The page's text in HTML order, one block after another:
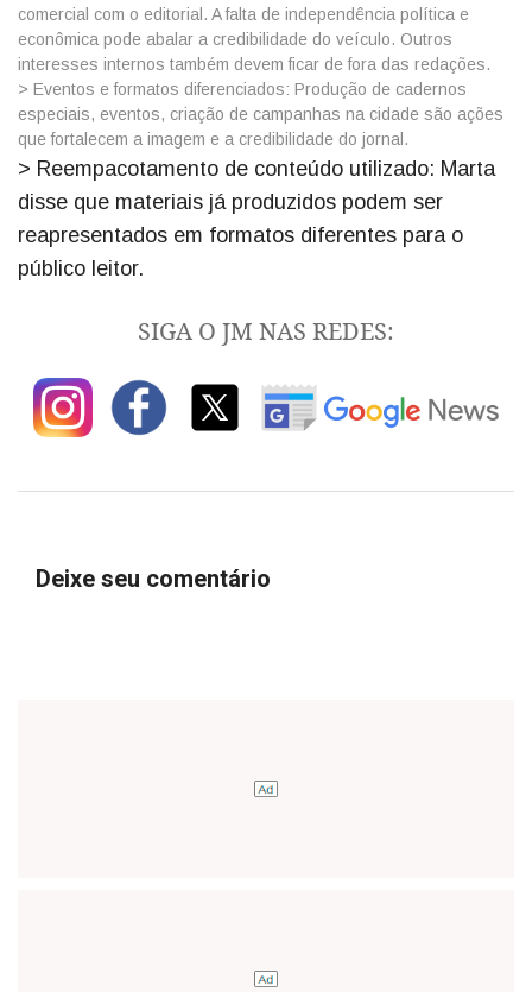
comercial com o editorial. A falta de independência política e
econômica pode abalar a credibilidade do veículo. Outros
interesses internos também devem ficar de fora das redações.
> Eventos e formatos diferenciados: Produção de cadernos
especiais, eventos, criação de campanhas na cidade são ações
que fortalecem a imagem e a credibilidade do jornal.
> Reempacotamento de conteúdo utilizado: Marta
disse que materiais já produzidos podem ser
reapresentados em formatos diferentes para o
público leitor.
SIGA O JM NAS REDES:
Deixe seu comentário